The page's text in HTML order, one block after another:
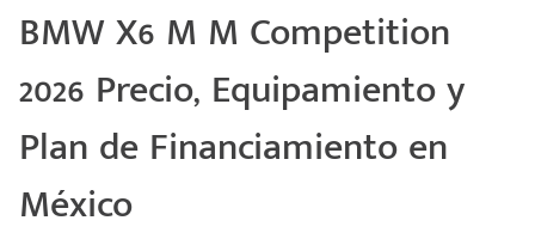
BMW X6 M M Competition
2026 Precio, Equipamiento y
Plan de Financiamiento en
México